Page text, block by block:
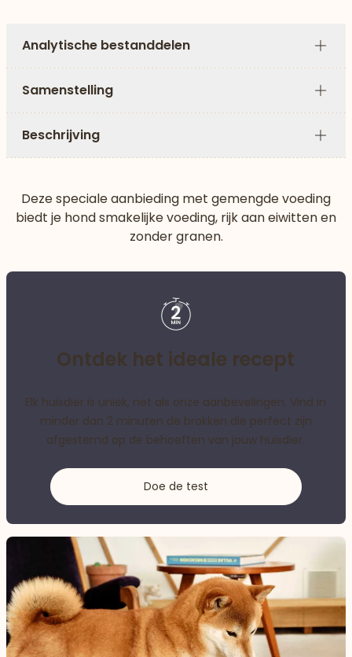
Analytische bestanddelen
Plus
Samenstelling
Plus
Beschrijving
Plus
Deze speciale aanbieding met gemengde voeding
biedt je hond smakelijke voeding, rijk aan eiwitten en
zonder granen.
Ontdek het ideale recept
Elk huisdier is uniek, net als onze aanbevelingen. Vind in
minder dan 2 minuten de brokken die perfect zijn
afgestemd op de behoeften van jouw huisdier.
Doe de test